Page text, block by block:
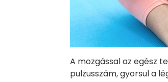
A mozgással az egész
pulzusszám, gyorsul a